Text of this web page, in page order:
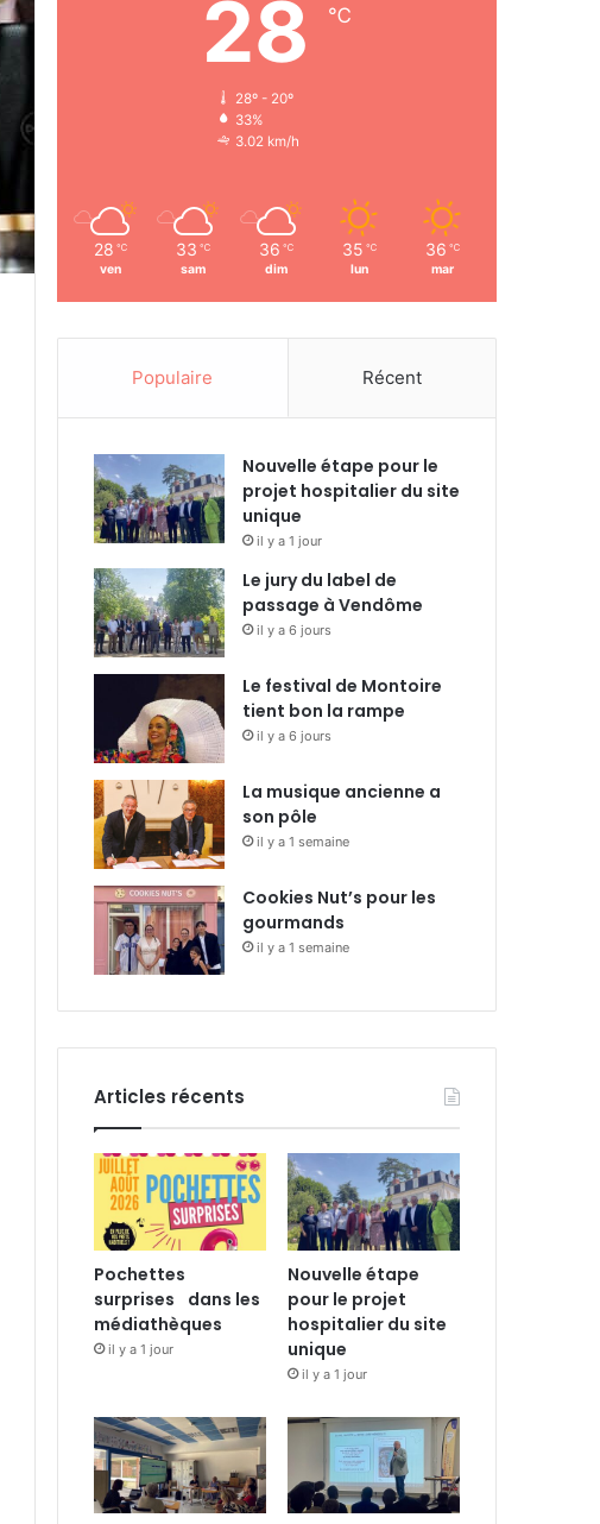
28 ℃
28º - 20º
33%
3.02 km/h
28 ℃
ven
33 ℃
sam
36 ℃
dim
35 ℃
lun
36 ℃
mar
Populaire Récent
Nouvelle étape pour le
projet hospitalier du site
unique
il y a 1 jour
Le jury du label de
passage à Vendôme
il y a 6 jours
Le festival de Montoire
tient bon la rampe
il y a 6 jours
La musique ancienne a
son pôle
il y a 1 semaine
Cookies Nut’s pour les
gourmands
il y a 1 semaine
Articles récents
Pochettes
surprises dans les
médiathèques
il y a 1 jour
Nouvelle étape
pour le projet
hospitalier du site
unique
il y a 1 jour